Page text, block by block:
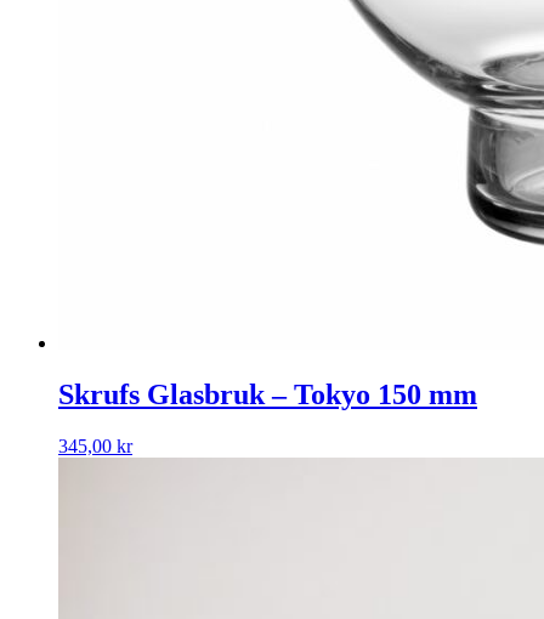
Skrufs Glasbruk – Tokyo 150 mm
345,00 kr